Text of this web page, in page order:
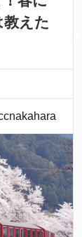
えた